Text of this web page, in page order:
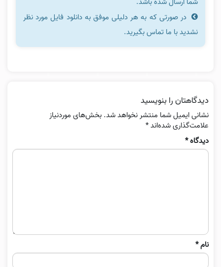
در صورتی که به هر دلیلی موفق به دانلود فایل مورد نظر
نشدید با ما تماس بگیرید.
دیدگاهتان را بنویسید
نشانی ایمیل شما منتشر نخواهد شد. بخش‌های موردنیاز
علامت‌گذاری شده‌اند*
دیدگاه*
نام*